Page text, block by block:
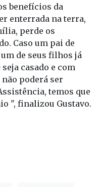
benefícios da
enterrada na terra,
perde os
Caso um pai de
de seus filhos já
casado e com
poderá ser
temos que
", finalizou Gustavo.